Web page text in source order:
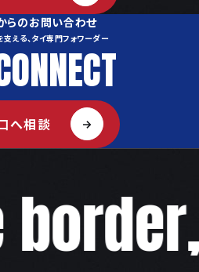
らのお問い合わせ
える、タイ専門フォワーダー
へ相談